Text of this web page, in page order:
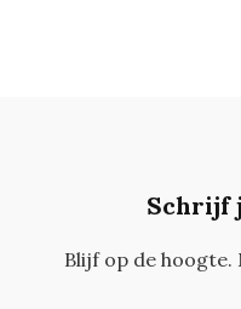
Schrijf
Blijf op de hoogte.